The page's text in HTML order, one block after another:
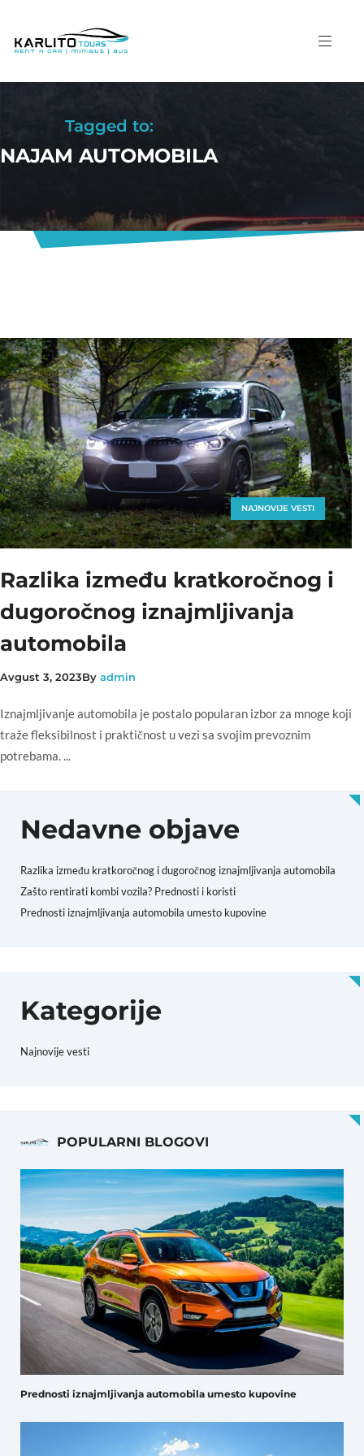
Tagged to:
NAJAM AUTOMOBILA
NAJNOVIJE VESTI
Razlika između kratkoročnog i
dugoročnog iznajmljivanja
automobila
Avgust 3, 2023By admin
Iznajmljivanje automobila je postalo popularan izbor za mnoge koji
traže fleksibilnost i praktičnost u vezi sa svojim prevoznim
potrebama. ...
Nedavne objave
Razlika između kratkoročnog i dugoročnog iznajmljivanja automobila
Zašto rentirati kombi vozila? Prednosti i koristi
Prednosti iznajmljivanja automobila umesto kupovine
Kategorije
Najnovije vesti
POPULARNI BLOGOVI
Prednosti iznajmljivanja automobila umesto kupovine